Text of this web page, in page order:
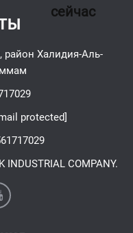
сейчас
район Халидия-Аль-
protected]
COMPANY.